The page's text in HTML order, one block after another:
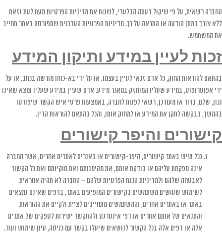
החברה רשאית, על פי שיקול דעתה הבלעדי, לשנות את מדיניות הפרטיות מעת לעת וזאת
ללא צורך במתן הודעה או התראה על כך. מדיניות הפרטיות העדכנית שתפורסם באתר תחייב
את המשתמש.
זכות לעיין במידע ותיקון המידע
בהתאם להוראות החוק, כל אדם זכאי לעיין בעצמו, או על ידי בא-כוחו מורשה בכתב, או על
ידי אפוטרופוס, במידע שעליו המוחזק במאגר מידע. אדם שעיין במידע שעליו ומצא שאינו
נכון, שלם, ברור או מעודכן, רשאי לפנות לחברה, באמצעות פרטי איש הקשר שיפורטו
בהמשך, בבקשה לתקן את המידע או למחוק אותו, והכל בהתאם להוראות הדין.
קישורים והיפר קישורים
ככל שיש באתר קישורים, היפר-קישורים או באנרים לאתרים אחרים, אשר החברה
אינה מפקחת עליהם או בודקת אותם, את מהימנותם ואת חוקיותם ואת כל הקשור
לאבטחה שלהם ולמדיניות הגנת הפרטיות שלהם – החברה לא תהיה אחראית
לשימוש שעושים משתמשים בקישורים המופיעים באתר, בדפים שאינם נמצאים
באתר או באתרים אחרים, והמשתמשים מתחייבים לציית ולקיים את ההוראות
והתנאים של אותם אתרים או דפי אינטרנט ולהתקשר ישירות לספקים של אתרים
אלה או דפים אלה בכל הקשור לנושאים שיעלו בקשר עם כניסה, עיון שימוש ועוד.